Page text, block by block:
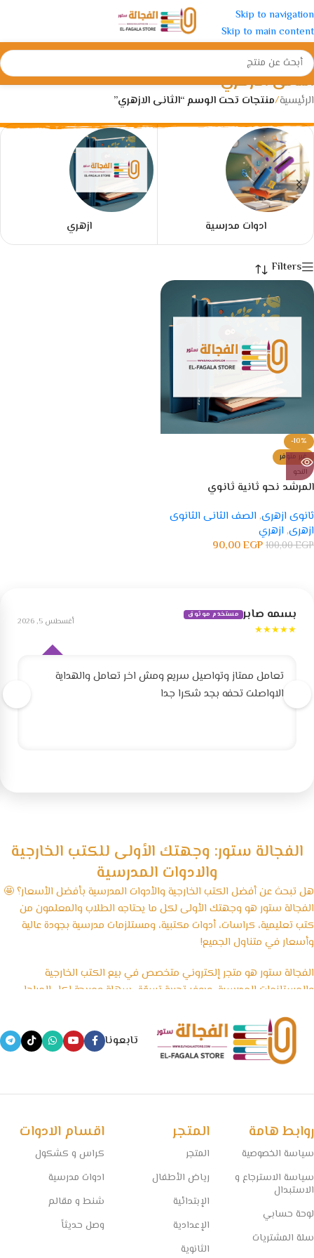
Skip to navigation
Skip to main content
الثانى الازهري
الرئيسية/منتجات تحت الوسم “الثانى الازهري”
ادوات مدرسية ازهري
Filters
-10%
غير متوفر
النحو
المرشد نحو ثانية ثانوي
ثانوى ازهرى, الصف الثانى الثانوى
ازهرى, ازهري
100,00EGP
90,00EGP
بسمه صابر مستخدم موثوق
★★★★★
أغسطس 5, 2026
تعامل ممتاز وتواصيل سريع ومش اخر تعامل والهداية
الاواصلت تحفه بجد شكرا جدا
الفجالة ستور: وجهتك الأولى للكتب الخارجية
والادوات المدرسية
هل تبحث عن أفضل الكتب الخارجية والأدوات المدرسية بأفضل الأسعار؟ 🤩
الفجالة ستور هو وجهتك الأولى لكل ما يحتاجه الطلاب والمعلمون من
كتب تعليمية، كراسات، أدوات مكتبية، ومستلزمات مدرسية بجودة عالية
وأسعار في متناول الجميع!
الفجالة ستور هو متجر إلكتروني متخصص في بيع الكتب الخارجية
والمستلزمات المدرسية، ويوفر تجربة تسوّق سهلة ومريحة لكل المراحل
الأدوات المكتبية والكشاكيل.
نسعى في الفجالة ستور إلى تقديم منتجات تعليمية موثوقة ومصادر
تابعونا
روابط هامة
سياسة الخصوصية
سياسة الاسترجاع و
الاستبدال
لوحة حسابي
سلة المشتريات
المتجر
المتجر
رياض الأطفال
الإبتدائية
الإعدادية
الثانوية
اقسام الادوات
كراس و كشكول
ادوات مدرسية
شنط و مقالم
وصل حديثاً